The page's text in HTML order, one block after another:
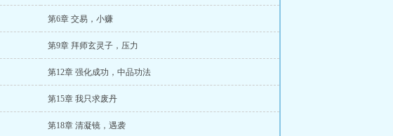
第6章 交易，小赚
第9章 拜师玄灵子，压力
第12章 强化成功，中品功法
第15章 我只求废丹
第18章 清凝镜，遇袭